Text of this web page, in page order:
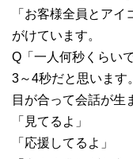
「お客様全員とア
がけています。
Q「一人何秒くらい
3～4秒だと思います。
目が合って会話が生
「見てるよ」
「応援してるよ」